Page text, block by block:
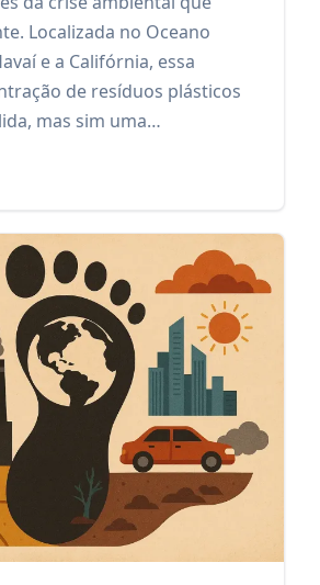
Localizada no Oceano
e a Califórnia, essa
de resíduos plásticos
mas sim uma…